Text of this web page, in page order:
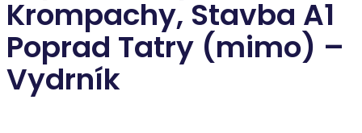
Krompachy, Stavba A1
Poprad Tatry (mimo) –
Vydrník